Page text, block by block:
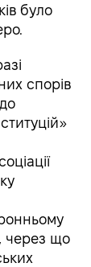
було
спорів
через що